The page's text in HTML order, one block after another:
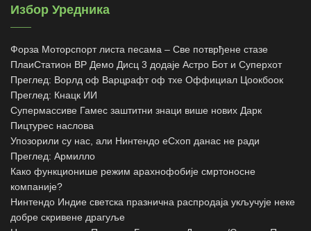
Избор Уредника
Форза Моторспорт листа песама – Све потврђене стазе
ПлаиСтатион ВР Демо Дисц 3 додаје Астро Бот и Суперхот
Преглед: Ворлд оф Варцрафт оф тхе Оффициал Цоокбоок
Преглед: Кнацк ИИ
Супермассиве Гамес заштитни знаци више нових Дарк
Пицтурес наслова
Упозорили су нас, али Нинтендо еСхоп данас не ради
Преглед: Армилло
Како функционише режим арахнофобије смртоносне
компаније?
Нинтендо Индие светска празнична распродаја укључује неке
добре скривене драгуље